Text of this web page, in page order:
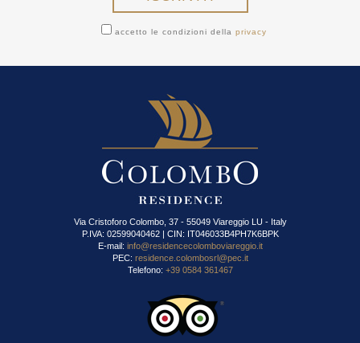
accetto le condizioni dellaprivacy
Via Cristoforo Colombo, 37 - 55049 Viareggio LU - Italy
P.IVA: 02599040462 | CIN: IT046033B4PH7K6BPK
E-mail: info@residencecolomboviareggio.it
PEC: residence.colombosrl@pec.it
Telefono: +39 0584 361467